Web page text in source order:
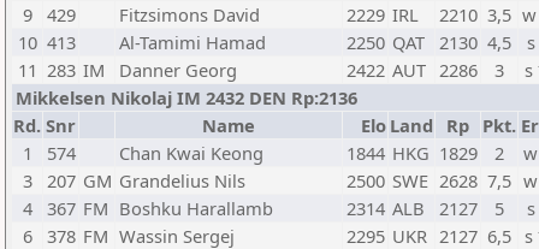
9 429 Fitzsimons David 2229 IRL 2210 3,5
10 413 Al-Tamimi Hamad 2250 QAT 2130 4,5
11 283 IM Danner Georg 2422 AUT 2286 3
s
Mikkelsen Nikolaj IM 2432 DEN Rp:2136
Rd. Snr Name Elo Land Rp Pkt.
1
574 Chan Kwai Keong 1844 HKG 1829 2
3 207 GM Grandelius Nils 2500 SWE 2628 7,5
4 367 FM Boshku Harallamb 2314 ALB 2127 5
6 378 FM Wassin Sergej 2295 UKR 2127 6,5 s